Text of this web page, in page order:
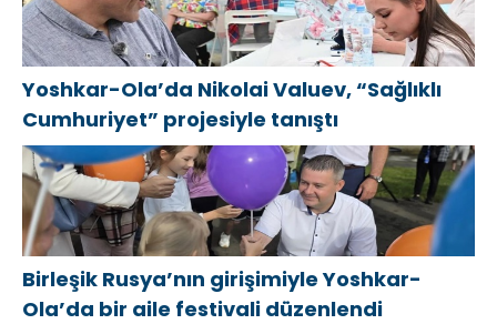
Yoshkar-Ola’da Nikolai Valuev, “Sağlıklı
Cumhuriyet” projesiyle tanıştı
Birleşik Rusya’nın girişimiyle Yoshkar-
Ola’da bir aile festivali düzenlendi